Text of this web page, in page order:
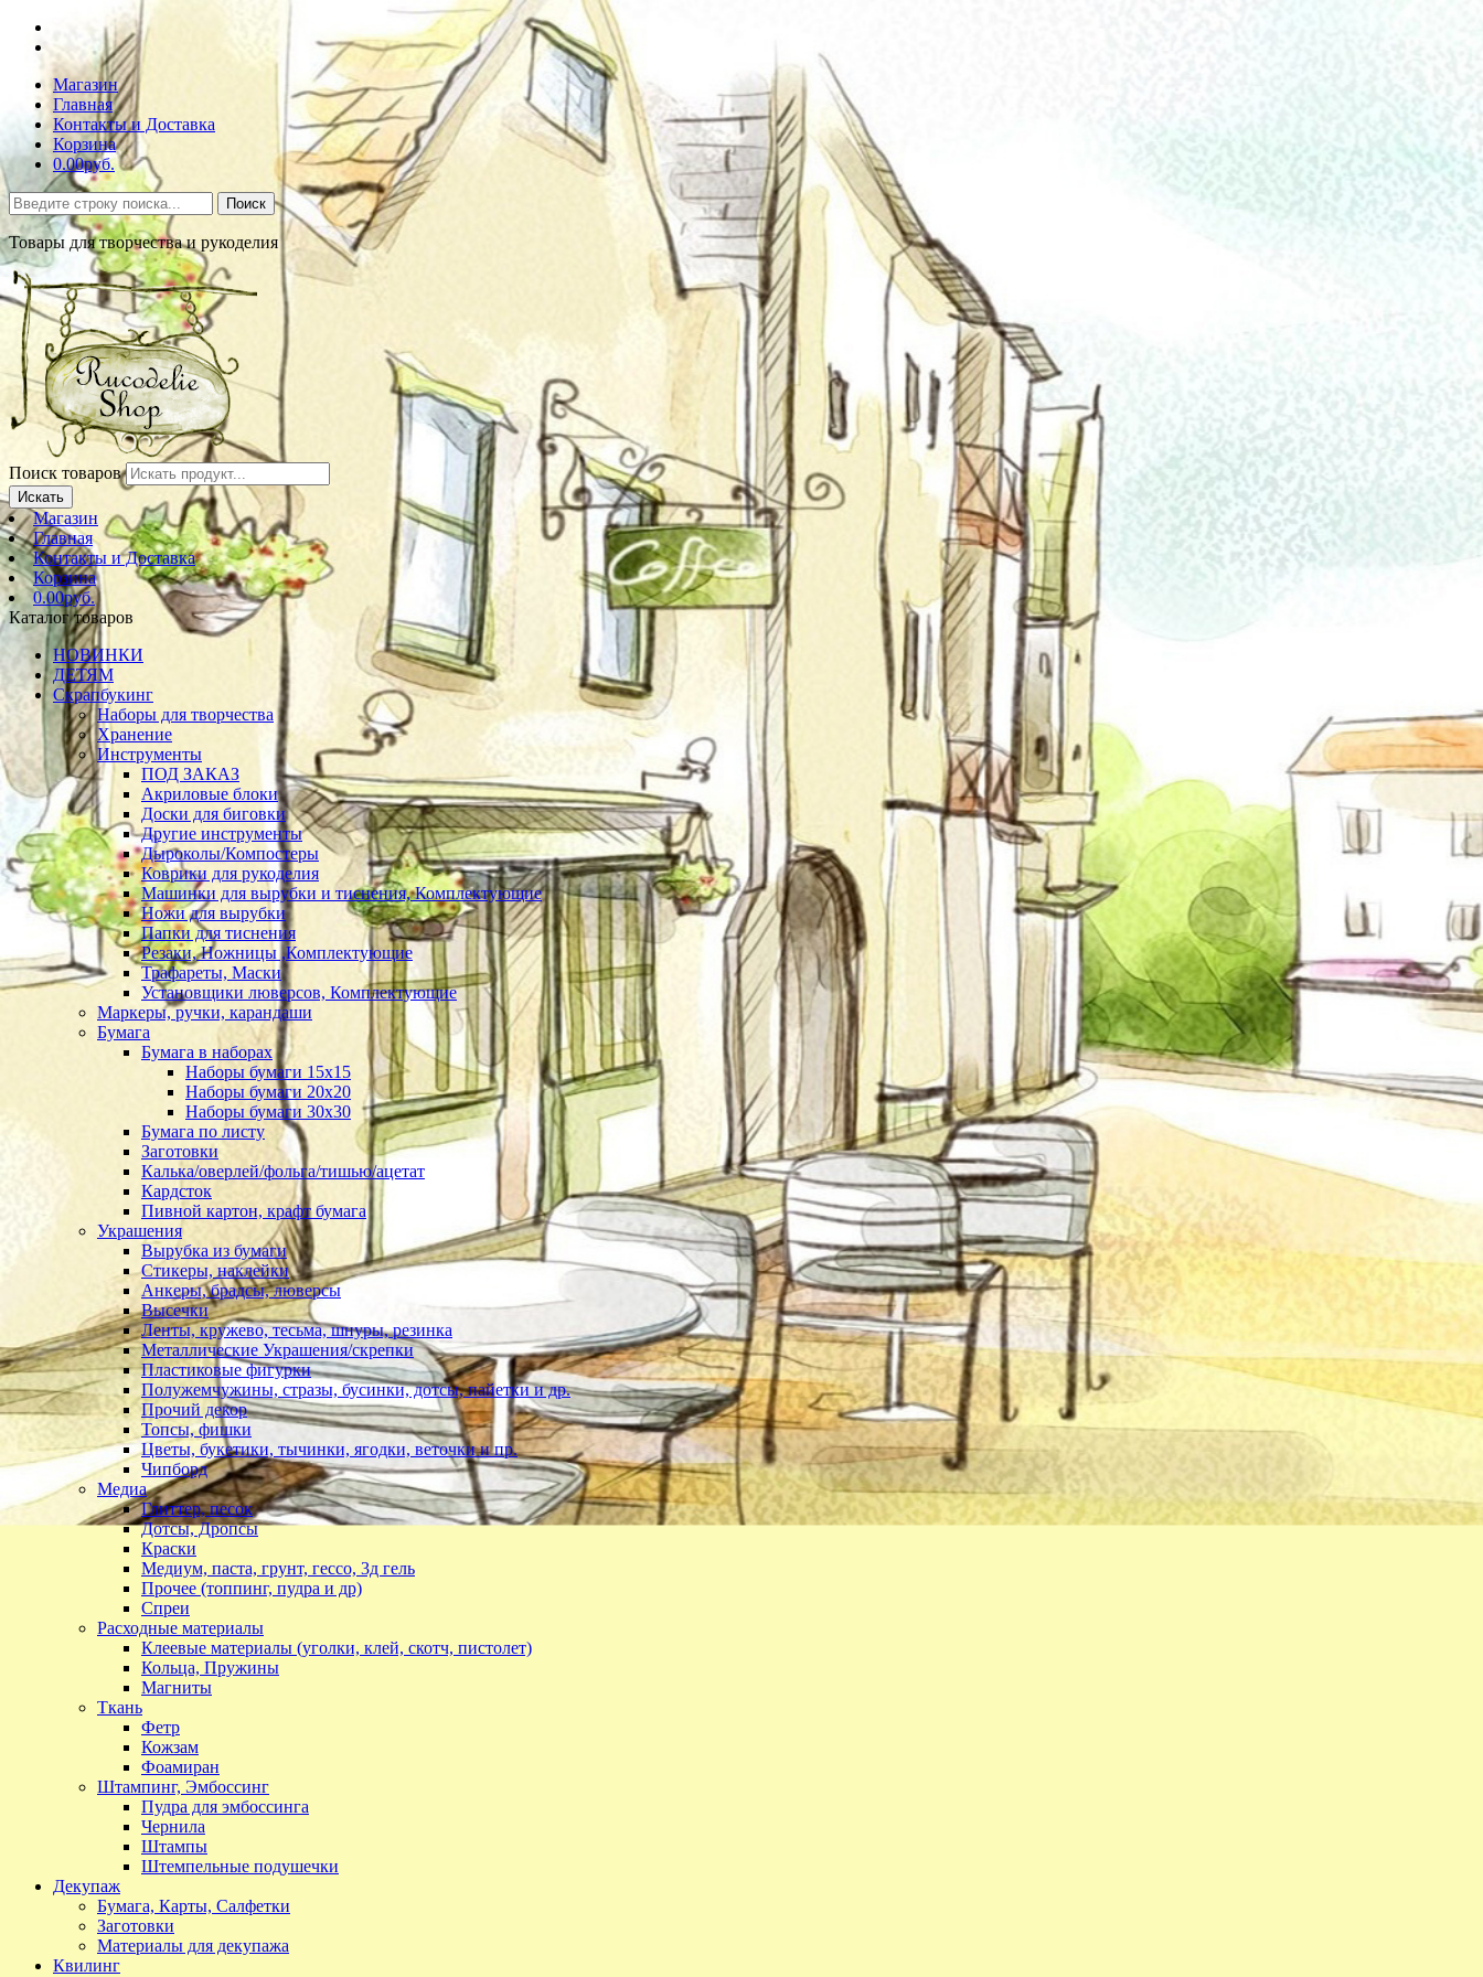
Магазин
Главная
Контакты и Доставка
Корзина
0.00руб.
Поиск
Товары для творчества и рукоделия
Поиск товаров
Искать
Магазин
Главная
Контакты и Доставка
Корзина
0.00руб.
Каталог товаров
НОВИНКИ
ДЕТЯМ
Скрапбукинг
Наборы для творчества
Хранение
Инструменты
ПОД ЗАКАЗ
Акриловые блоки
Доски для биговки
Другие инструменты
Дыроколы/Компостеры
Коврики для рукоделия
Машинки для вырубки и тиснения, Комплектующие
Ножи для вырубки
Папки для тиснения
Резаки, Ножницы ,Комплектующие
Трафареты, Маски
Установщики люверсов, Комплектующие
Маркеры, ручки, карандаши
Бумага
Бумага в наборах
Наборы бумаги 15х15
Наборы бумаги 20х20
Наборы бумаги 30х30
Бумага по листу
Заготовки
Калька/оверлей/фольга/тишью/ацетат
Кардсток
Пивной картон, крафт бумага
Украшения
Вырубка из бумаги
Стикеры, наклейки
Анкеры, брадсы, люверсы
Высечки
Ленты, кружево, тесьма, шнуры, резинка
Металлические Украшения/скрепки
Пластиковые фигурки
Полужемчужины, стразы, бусинки, дотсы, пайетки и др.
Прочий декор
Топсы, фишки
Цветы, букетики, тычинки, ягодки, веточки и пр.
Чипборд
Медиа
Глиттер, песок
Дотсы, Дропсы
Краски
Медиум, паста, грунт, гессо, 3д гель
Прочее (топпинг, пудра и др)
Спреи
Расходные материалы
Клеевые материалы (уголки, клей, скотч, пистолет)
Кольца, Пружины
Магниты
Ткань
Фетр
Кожзам
Фоамиран
Штампинг, Эмбоссинг
Пудра для эмбоссинга
Чернила
Штампы
Штемпельные подушечки
Декупаж
Бумага, Карты, Салфетки
Заготовки
Материалы для декупажа
Квилинг